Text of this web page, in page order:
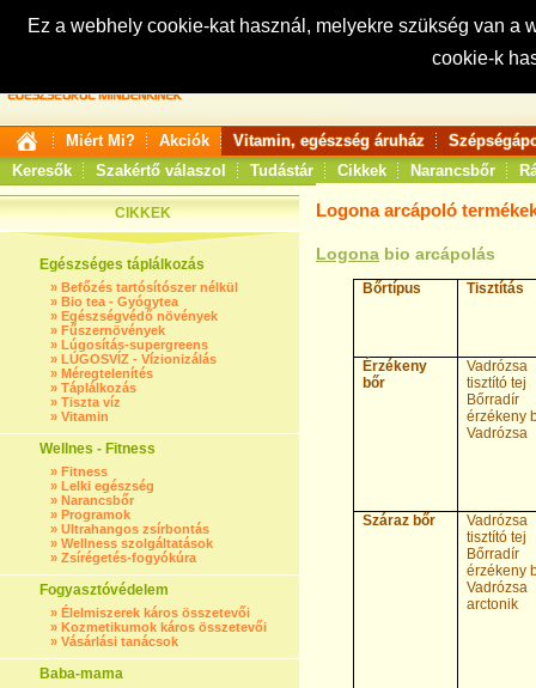
Ez a webhely cookie-kat használ, melyekre szükség van
cookie-k
Keresés:
Miért Mi? Akciók Vitamin, egészség áruház
Keresők
Szakértő válaszol Tudástár Cikkek Narancsbőr
CIKKEK
Egészséges táplálkozás
» Befőzés tartósítószer nélkül
» Bio tea - Gyógytea
» Egészségvédő növények
» Fűszernövények
» Lúgosítás-supergreens
» LÚGOSVÍZ - Vízionizálás
» Méregtelenítés
» Táplálkozás
» Tiszta víz
» Vitamin
Wellnes - Fitness
» Fitness
» Lelki egészség
» Narancsbőr
» Programok
» Ultrahangos zsírbontás
» Wellness szolgáltatások
» Zsírégetés-fogyókúra
Fogyasztóvédelem
» Élelmiszerek káros összetevői
» Kozmetikumok káros összetevői
» Vásárlási tanácsok
Baba-mama
Logona arcápoló
Logona bio arcápolás
Bőrtípus Tisztítás
Érzékeny
bőr
Vadrózsa
tisztító tej
Bőrradír
érzékeny
Vadrózsa
Száraz bőr
Vadrózsa
tisztító tej
Bőrradír
érzékeny
Vadrózsa
arctonik